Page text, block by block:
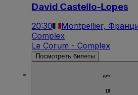
David Castello-Lopes
20:30 Montpellier,
Complex
Le Corum - Complex
Посмотреть билеты
дек.
18